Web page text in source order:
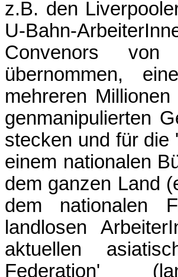
z.B. den
U-Bahn-
Convenors
übernommen,
mehreren
genmanipulierten
stecken und für die
einem nationalen
dem ganzen Land
dem nationalen
landlosen
aktuellen
Federation'